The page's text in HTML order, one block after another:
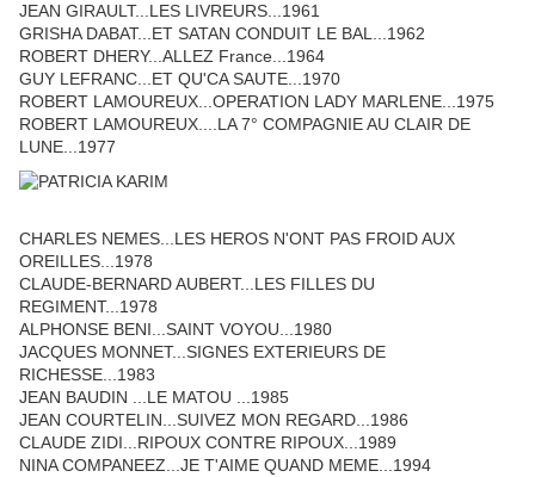
JEAN GIRAULT...LES LIVREURS...1961
GRISHA DABAT...ET SATAN CONDUIT LE BAL...1962
ROBERT DHERY...ALLEZ France...1964
GUY LEFRANC...ET QU'CA SAUTE...1970
ROBERT LAMOUREUX...OPERATION LADY MARLENE...1975
ROBERT LAMOUREUX....LA 7° COMPAGNIE AU CLAIR DE
LUNE...1977
CHARLES NEMES...LES HEROS N'ONT PAS FROID AUX
OREILLES...1978
CLAUDE-BERNARD AUBERT...LES FILLES DU
REGIMENT...1978
ALPHONSE BENI...SAINT VOYOU...1980
JACQUES MONNET...SIGNES EXTERIEURS DE
RICHESSE...1983
JEAN BAUDIN ...LE MATOU ...1985
JEAN COURTELIN...SUIVEZ MON REGARD...1986
CLAUDE ZIDI...RIPOUX CONTRE RIPOUX...1989
NINA COMPANEEZ...JE T'AIME QUAND MEME...1994